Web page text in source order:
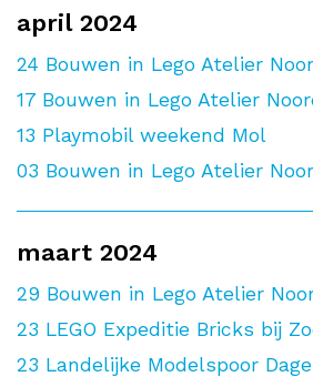
april 2024
24 Bouwen in Lego Atelier
17 Bouwen in Lego Atelier
13 Playmobil weekend Mol
03 Bouwen in Lego Atelier
maart 2024
29 Bouwen in Lego Atelier
23 LEGO Expeditie Bricks bij
23 Landelijke Modelspoor